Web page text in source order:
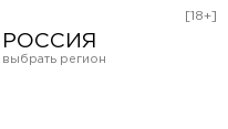
РОССИЯ
[18+]